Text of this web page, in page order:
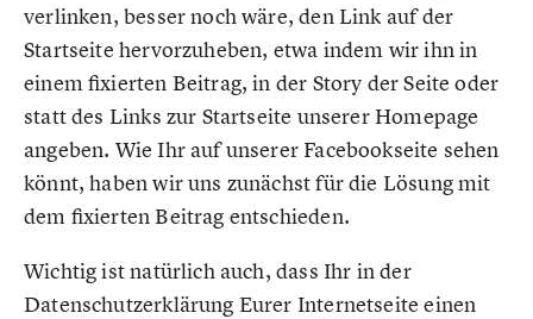
verlinken, besser noch wäre, den Link auf der
Startseite hervorzuheben, etwa indem wir ihn in
einem fixierten Beitrag, in der Story der Seite oder
statt des Links zur Startseite unserer Homepage
angeben. Wie Ihr auf unserer Facebookseite sehen
könnt, haben wir uns zunächst für die Lösung mit
dem fixierten Beitrag entschieden.
Wichtig ist natürlich auch, dass Ihr in der
Datenschutzerklärung Eurer Internetseite einen